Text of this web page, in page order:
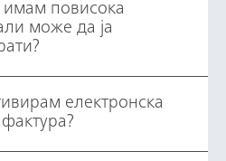
имам повисока
може да ја
електронска